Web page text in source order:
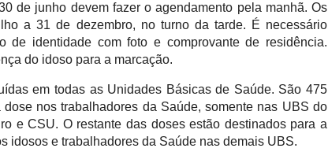
de junho devem fazer o agendamento pela manhã. Os
a 31 de dezembro, no turno da tarde. É necessário
de identidade com foto e comprovante de residência.
do idoso para a marcação.
em todas as Unidades Básicas de Saúde. São 475
nos trabalhadores da Saúde, somente nas UBS do
e CSU. O restante das doses estão destinados para a
idosos e trabalhadores da Saúde nas demais UBS.